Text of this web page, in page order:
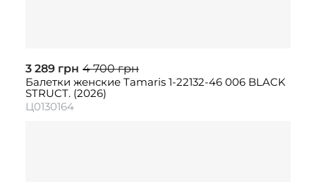
3 289 грн 4 700 грн
Балетки женские Tamaris 1-22132-46 006 BLACK
STRUCT. (2026)
Ц0130164